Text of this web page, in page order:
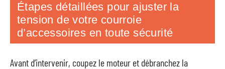
Étapes détaillées pour ajuster la
tension de votre courroie
d’accessoires en toute sécurité
Avant d’intervenir, coupez le moteur et débranchez la